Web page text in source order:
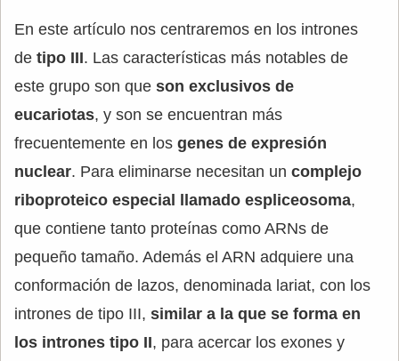
En este artículo nos centraremos en los intrones
de tipo III. Las características más notables de
este grupo son que son exclusivos de
eucariotas, y son se encuentran más
frecuentemente en los genes de expresión
nuclear. Para eliminarse necesitan un complejo
riboproteico especial llamado espliceosoma,
que contiene tanto proteínas como ARNs de
pequeño tamaño. Además el ARN adquiere una
conformación de lazos, denominada lariat, con los
intrones de tipo III, similar a la que se forma en
los intrones tipo II, para acercar los exones y